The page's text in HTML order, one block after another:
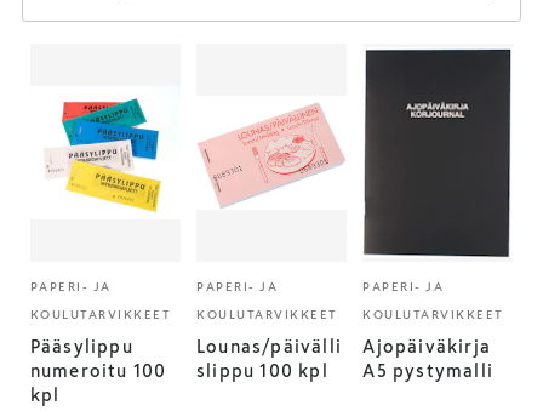
PAPERI- JA
KOULUTARVIKKEET
Pääsylippu
numeroitu 100
kpl
PAPERI- JA
KOULUTARVIKKEET
Lounas/päivälli
slippu 100 kpl
PAPERI- JA
KOULUTARVIKKEET
Ajopäiväkirja
A5 pystymalli